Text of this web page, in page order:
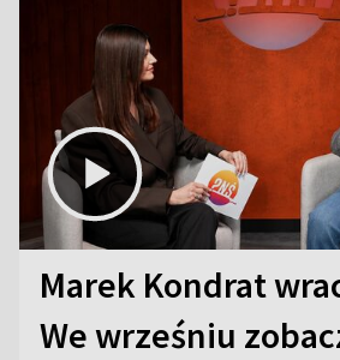
Marek Kondrat
We wrześniu